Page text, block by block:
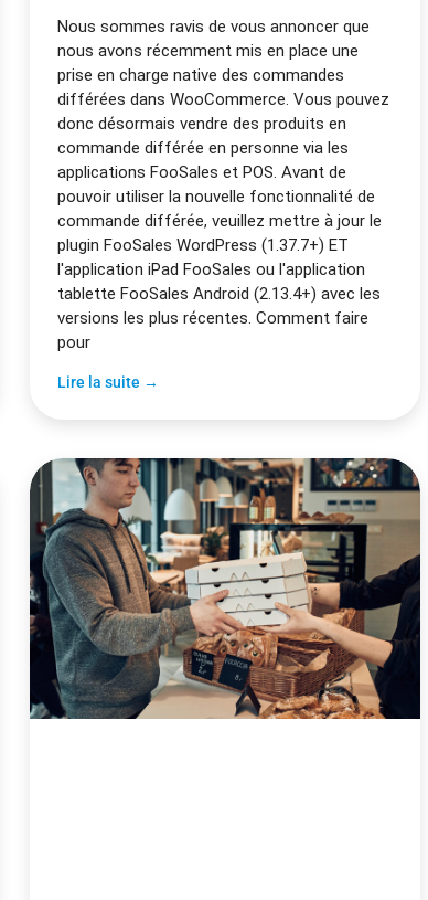
Nous sommes ravis de vous annoncer que
nous avons récemment mis en place une
prise en charge native des commandes
différées dans WooCommerce. Vous pouvez
donc désormais vendre des produits en
commande différée en personne via les
applications FooSales et POS. Avant de
pouvoir utiliser la nouvelle fonctionnalité de
commande différée, veuillez mettre à jour le
plugin FooSales WordPress (1.37.7+) ET
l'application iPad FooSales ou l'application
tablette FooSales Android (2.13.4+) avec les
versions les plus récentes. Comment faire
pour
Lire la suite →